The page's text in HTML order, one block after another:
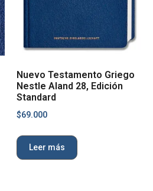
Nuevo Testamento Griego
Nestle Aland 28, Edición
Standard
$69.000
Leer más